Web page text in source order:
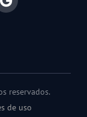
reservados.
de uso